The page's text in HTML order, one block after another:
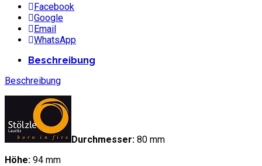
Facebook
Google
Email
WhatsApp
Beschreibung
Beschreibung
Durchmesser: 80 mm
Höhe: 94 mm